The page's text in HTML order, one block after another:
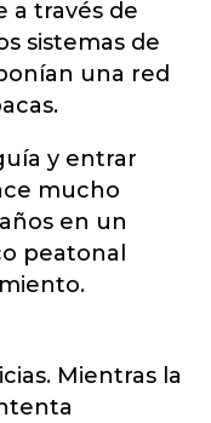
a través de
sistemas de
una red
y entrar
mucho
en un
peatonal
Mientras la